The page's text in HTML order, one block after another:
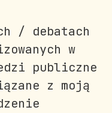
/ debatach
w
publiczne
z moją